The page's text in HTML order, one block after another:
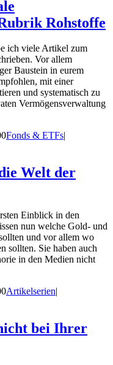
Rohstoffe
ich viele Artikel zum
Vor allem
Baustein in eurem
mit einer
und systematisch zu
Vermögensverwaltung
Fonds & ETFs|
Welt der
Einblick in den
nun welche Gold- und
und vor allem wo
sollten. Sie haben auch
in den Medien nicht
Artikelserien|
bei Ihrer